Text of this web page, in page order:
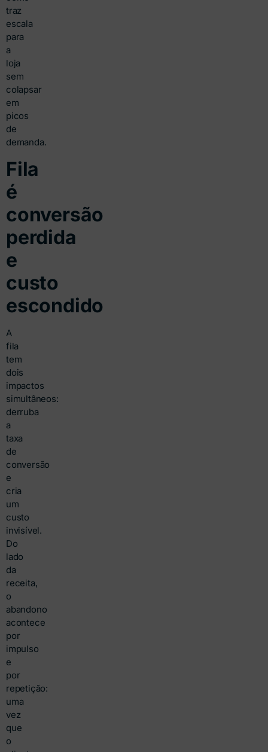
traz
escala
para
a
loja
sem
colapsar
em
picos
de
demanda.
Fila
é
conversão
perdida
e
custo
escondido
A
fila
tem
dois
impactos
simultâneos:
derruba
a
taxa
de
conversão
e
cria
um
custo
invisível.
Do
lado
da
receita,
o
abandono
acontece
por
impulso
e
por
repetição:
uma
vez
que
o